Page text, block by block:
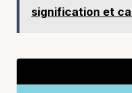
signification et